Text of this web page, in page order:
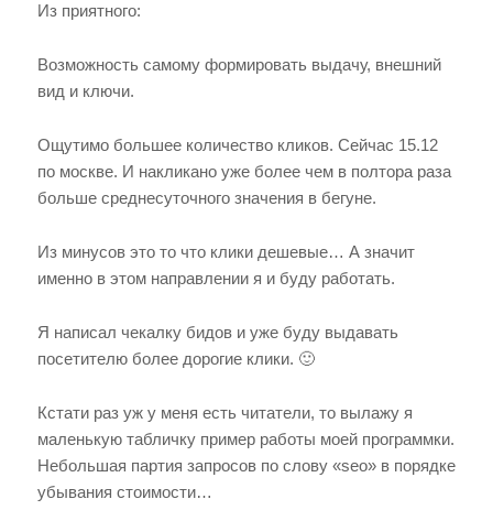
Из приятного:
Возможность самому формировать выдачу, внешний
вид и ключи.
Ощутимо большее количество кликов. Сейчас 15.12
по москве. И накликано уже более чем в полтора раза
больше среднесуточного значения в бегуне.
Из минусов это то что клики дешевые… А значит
именно в этом направлении я и буду работать.
Я написал чекалку бидов и уже буду выдавать
посетителю более дорогие клики. 🙂
Кстати раз уж у меня есть читатели, то вылажу я
маленькую табличку пример работы моей программки.
Небольшая партия запросов по слову «seo» в порядке
убывания стоимости…